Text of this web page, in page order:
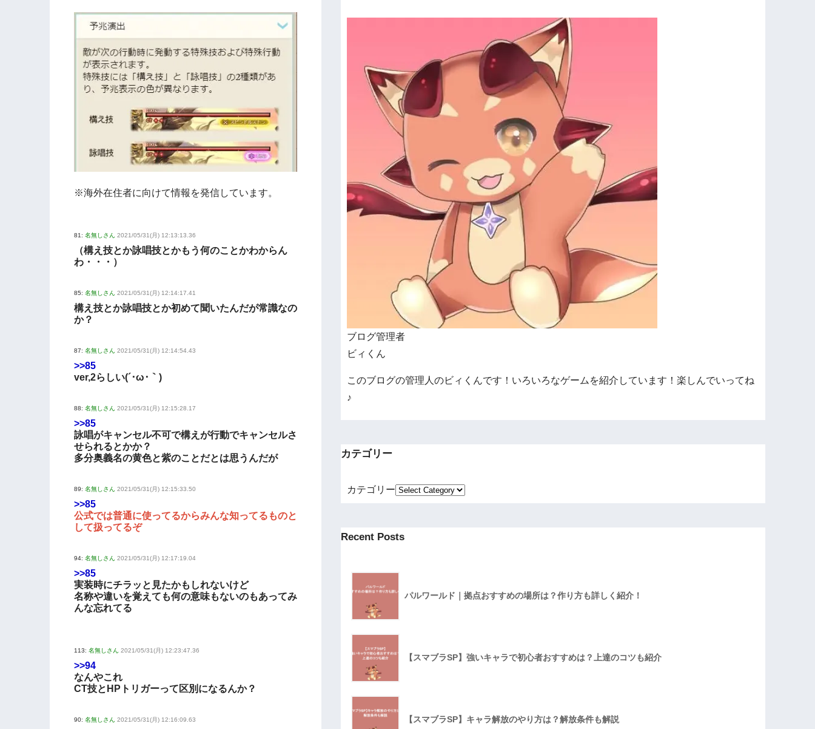
※海外在住者に向けて情報を発信しています。
81: 名無しさん 2021/05/31(月) 12:13:13.36
（構え技とか詠唱技とかもう何のことかわからん
わ・・・）
85: 名無しさん 2021/05/31(月) 12:14:17.41
構え技とか詠唱技とか初めて聞いたんだが常識なの
か？
87: 名無しさん 2021/05/31(月) 12:14:54.43
>>85
ver,2らしい(´･ω･｀)
88: 名無しさん 2021/05/31(月) 12:15:28.17
>>85
詠唱がキャンセル不可で構えが行動でキャンセルさ
せられるとかか？
多分奥義名の黄色と紫のことだとは思うんだが
89: 名無しさん 2021/05/31(月) 12:15:33.50
>>85
公式では普通に使ってるからみんな知ってるものと
して扱ってるぞ
94: 名無しさん 2021/05/31(月) 12:17:19.04
>>85
実装時にチラッと見たかもしれないけど
名称や違いを覚えても何の意味もないのもあってみ
んな忘れてる
113: 名無しさん 2021/05/31(月) 12:23:47.36
>>94
なんやこれ
CT技とHPトリガーって区別になるんか？
90: 名無しさん 2021/05/31(月) 12:16:09.63
ブログ管理者
ビィくん
このブログの管理人のビィくんです！いろいろなゲームを紹介しています！楽しんでいってね
♪
カテゴリー
カテゴリー
Recent Posts
パルワールド｜拠点おすすめの場所は？作り方も詳しく紹介！
【スマブラSP】強いキャラで初心者おすすめは？上達のコツも紹介
【スマブラSP】キャラ解放のやり方は？解放条件も解説